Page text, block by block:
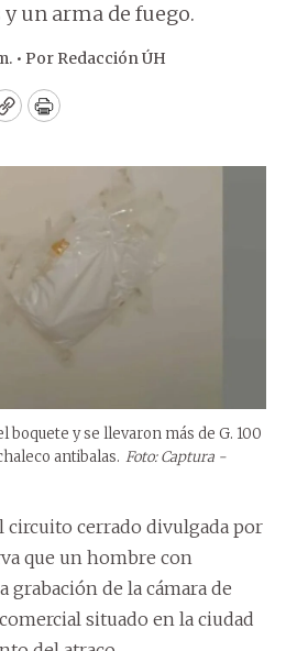
un arma de fuego.
• Por Redacción ÚH
CopyPrint
y se llevaron más de G. 100
antibalas. Foto: Captura -
circuito cerrado divulgada por
que un hombre con
grabación de la cámara de
situado en la ciudad